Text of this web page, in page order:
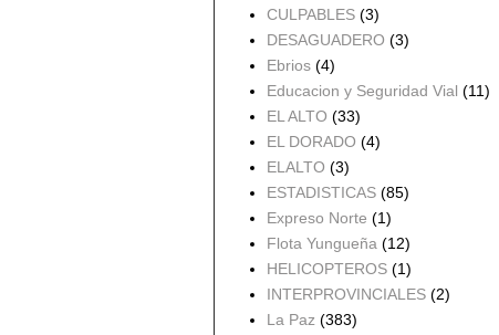
CULPABLES (3)
DESAGUADERO (3)
Ebrios (4)
Educacion y Seguridad Vial (11)
EL ALTO (33)
EL DORADO (4)
ELALTO (3)
ESTADISTICAS (85)
Expreso Norte (1)
Flota Yungueña (12)
HELICOPTEROS (1)
INTERPROVINCIALES (2)
La Paz (383)